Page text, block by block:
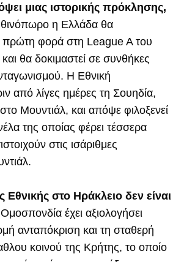
μιας ιστορικής πρόκλησης,
η Ελλάδα θα
πρώτη φορά στη League A του
θα δοκιμαστεί σε συνθήκες
Η Εθνική
από λίγες ημέρες τη Σουηδία,
Μουντιάλ, και απόψε φιλοξενεί
της οποίας φέρει τέσσερα
στις ισάριθμες
στο Ηράκλειο δεν είναι
έχει αξιολογήσει
ανταπόκριση και τη σταθερή
κοινού της Κρήτης, το οποίο